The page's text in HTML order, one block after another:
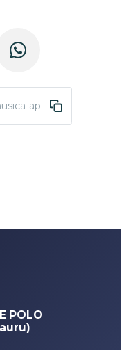
apresentacoes-
POLO